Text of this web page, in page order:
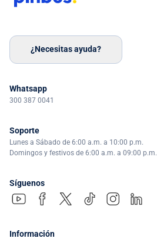
¿Necesitas ayuda?
Whatsapp
300 387 0041
Soporte
Lunes a Sábado de 6:00 a.m. a 10:00 p.m.
Domingos y festivos de 6:00 a.m. a 09:00 p.m.
Síguenos
Información